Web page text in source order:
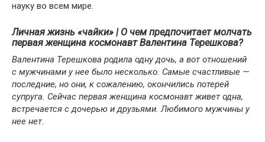
науку во всем мире.
Личная жизнь «чайки» | О чем предпочитает молчать
первая женщина космонавт Валентина Терешкова?
Валентина Терешкова родила одну дочь, а вот отношений
с мужчинами у нее было несколько. Самые счастливые —
последние, но они, к сожалению, окончились потерей
супруга. Сейчас первая женщина космонавт живет одна,
встречается с дочерью и друзьями. Любимого мужчины у
нее нет.